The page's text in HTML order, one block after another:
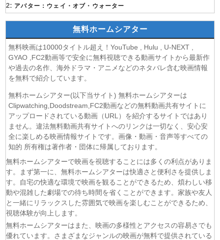
(06/08)おちたらおわり 第6話
片田舎のおっさん、剣聖になるII 第5話
(05/08)
（誇）！ 第7話
(05/08) 幼女戦記Ⅱ 第5話
(05/08)花ざかりの君たちへ 第2期 第7話
(05/08) 今夜もシリアルキラーと待ち合わせ 第6話
(05/08) Tokyo middle 30 第3話
(05/08)ファーストクライ 母子救命救急班 第5話
(05/08)クレバテスⅡ-魔獣の王と偽りの勇者伝承- 第5話
(05/08)身代わり令嬢を救ったのは冷酷無慈悲な氷の王子の愛でし
た 第5話
(05/08)大追跡〜警視庁SSBC強行犯係〜 Season2 第3話
(05/08)マッサン 第17話
(05/08)風、薫る 第93話
(05/08)天は赤い河のほとり 第5話
(05/08) スピナーベイト 第6話
(05/08)チョッちゃん 第85話
2: アバター：ウェイ・オブ・ウォーター
無料ホームシアター
無料映画は10000タイトル超え！YouTube , Hulu , U-NEXT ,
GYAO ,FC2動画等で安全に無料視聴できる動画サイトから最新作
や過去の名作、海外ドラマ・アニメなどのネタバレ含む映画情報
を無料で紹介しています。
無料ホームシアター(以下当サイト) 無料ホームシアターは
Clipwatching,Doodstream,FC2動画などの無料動画共有サイトに
アップロードされている動画（URL）を紹介するサイトではあり
ません。違法無料動画共有サイトへのリンクは一切なく、安心安
全に楽しめる映画情報サイトです。画像・動画・音声等すべての
知的 所有権は著作者・団体に帰属しております。
無料ホームシアターで映画を視聴することには多くの利点がありま
す。まず第一に、無料ホームシアターは快適さと便利さを提供しま
す。自宅の快適な環境で映画を観ることができるため、煩わしい移
動や混雑した劇場での待ち時間を省くことができます。家族や友人
と一緒にリラックスした雰囲気で映画を楽しむことができるため、
視聴体験が向上します。
無料ホームシアターはまた、映画の多様性とアクセスの容易さでも
優れています。さまざまなジャンルの映画が無料で提供されている